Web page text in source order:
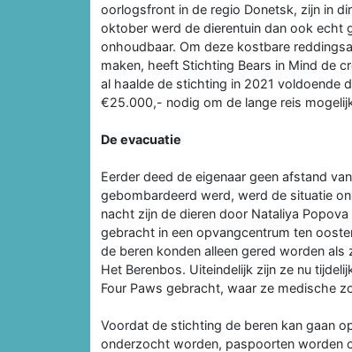
oorlogsfront in de regio Donetsk, zijn in
oktober werd de dierentuin dan ook echt
onhoudbaar. Om deze kostbare
maken, heeft Stichting Bears in Mind de
al haalde de stichting in 2021 voldoende
€25.000,- nodig om de lange reis
De evacuatie
Eerder deed de eigenaar geen afstand
gebombardeerd werd, werd de situatie
nacht zijn de dieren door Nataliya
gebracht in een opvangcentrum ten
de beren konden alleen gered worden
Het Berenbos. Uiteindelijk zijn ze nu
Four Paws gebracht, waar ze medische
Voordat de stichting de beren kan gaan
onderzocht worden, paspoorten worden